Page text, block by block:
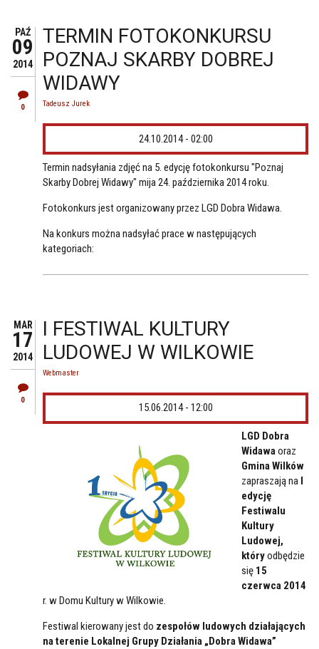
PAŹ
09
2014
0
TERMIN FOTOKONKURSU
POZNAJ SKARBY DOBREJ
WIDAWY
Tadeusz Jurek
24.10.2014 - 02:00
Termin nadsyłania zdjęć na 5. edycję fotokonkursu "Poznaj
Skarby Dobrej Widawy" mija 24. października 2014 roku.
Fotokonkurs jest organizowany przez LGD Dobra Widawa.
Na konkurs można nadsyłać prace w następujących
kategoriach:
MAR
17
2014
0
I FESTIWAL KULTURY
LUDOWEJ W WILKOWIE
Webmaster
15.06.2014 - 12:00
LGD Dobra
Widawaoraz
Gmina Wilków
zapraszają na I
edycję
Festiwalu
Kultury
Ludowej,
któryodbędzie
się 15
czerwca 2014
r. w Domu Kultury w Wilkowie.
Festiwal kierowany jest do zespołów ludowych działających
na terenie Lokalnej Grupy Działania „Dobra Widawa”